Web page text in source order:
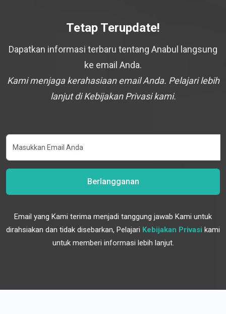
Tetap Terupdate!
Dapatkan informasi terbaru tentang Anabul langsung
ke email Anda.
Kami menjaga kerahasiaan email Anda. Pelajari lebih
lanjut di Kebijakan Privasi kami.
Berlangganan
Email yang Kami terima menjadi tanggung jawab Kami untuk
dirahsiakan dan tidak disebarkan, Pelajari Kebijakan Privasi kami
untuk memberi informasi lebih lanjut.